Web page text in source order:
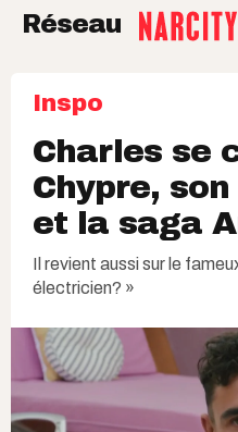
Réseau
Inspo
Charles se
Chypre,
et la saga
Il revient aussi sur le
électricien? »